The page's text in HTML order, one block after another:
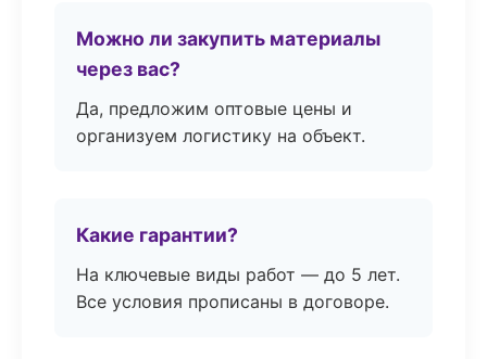
Можно ли закупить материалы
через вас?
Да, предложим оптовые цены и
организуем логистику на объект.
Какие гарантии?
На ключевые виды работ — до 5 лет.
Все условия прописаны в договоре.